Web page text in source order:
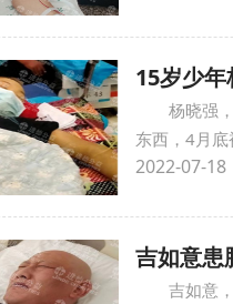
15岁少
杨晓强
东西，4月底
2022-07-18
吉如意患
吉如意